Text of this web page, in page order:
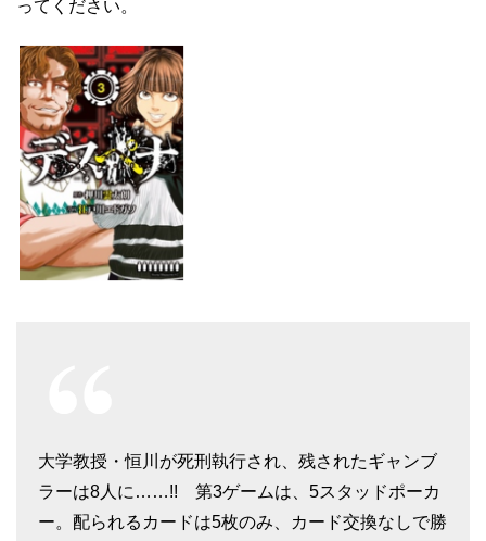
ってください。
大学教授・恒川が死刑執行され、残されたギャンブ
ラーは8人に……!! 第3ゲームは、5スタッドポーカ
ー。配られるカードは5枚のみ、カード交換なしで勝